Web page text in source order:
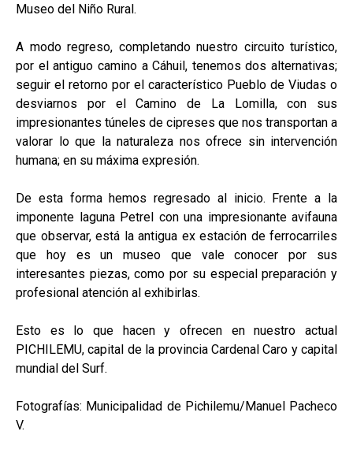
Museo del Niño Rural.
A modo regreso, completando nuestro circuito turístico,
por el antiguo camino a Cáhuil, tenemos dos alternativas;
seguir el retorno por el característico Pueblo de Viudas o
desviarnos por el Camino de La Lomilla, con sus
impresionantes túneles de cipreses que nos transportan a
valorar lo que la naturaleza nos ofrece sin intervención
humana; en su máxima expresión.
De esta forma hemos regresado al inicio. Frente a la
imponente laguna Petrel con una impresionante avifauna
que observar, está la antigua ex estación de ferrocarriles
que hoy es un museo que vale conocer por sus
interesantes piezas, como por su especial preparación y
profesional atención al exhibirlas.
Esto es lo que hacen y ofrecen en nuestro actual
PICHILEMU, capital de la provincia Cardenal Caro y capital
mundial del Surf.
Fotografías: Municipalidad de Pichilemu/Manuel Pacheco
V.